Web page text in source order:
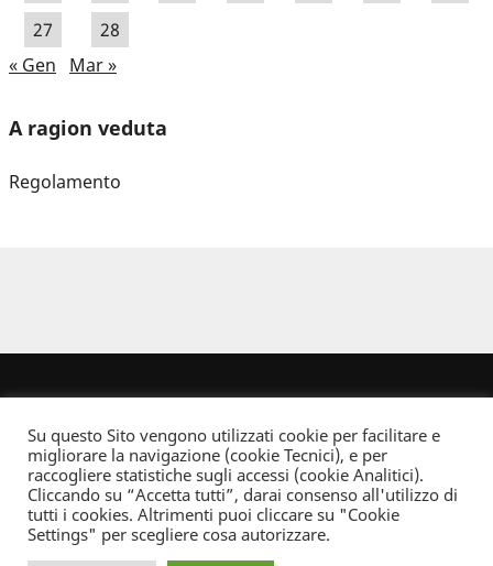
27
28
« Gen
Mar »
A ragion veduta
Regolamento
Dove non indicato altrimenti quest’opera è distribuita con Licenza
Creative Commons Attribuzione - Non commerciale - Non opere derivate 2.5 Italia
Su questo Sito vengono utilizzati cookie per facilitare e
migliorare la navigazione (cookie Tecnici), e per
raccogliere statistiche sugli accessi (cookie Analitici).
Cliccando su “Accetta tutti”, darai consenso all'utilizzo di
tutti i cookies. Altrimenti puoi cliccare su "Cookie
Settings" per scegliere cosa autorizzare.